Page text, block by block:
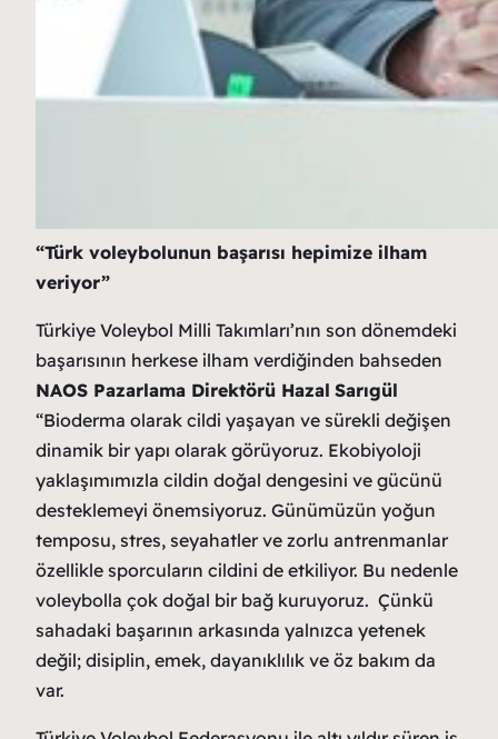
“Türk voleybolunun başarısı hepimize ilham
veriyor”
Türkiye Voleybol Milli Takımları’nın son dönemdeki
başarısının herkese ilham verdiğinden bahseden
NAOS Pazarlama Direktörü Hazal Sarıgül
“Bioderma olarak cildi yaşayan ve sürekli değişen
dinamik bir yapı olarak görüyoruz. Ekobiyoloji
yaklaşımımızla cildin doğal dengesini ve gücünü
desteklemeyi önemsiyoruz. Günümüzün yoğun
temposu, stres, seyahatler ve zorlu antrenmanlar
özellikle sporcuların cildini de etkiliyor. Bu nedenle
voleybolla çok doğal bir bağ kuruyoruz. Çünkü
sahadaki başarının arkasında yalnızca yetenek
değil; disiplin, emek, dayanıklılık ve öz bakım da
var.